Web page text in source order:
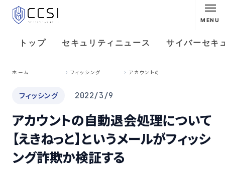
MENU
トップ セキュリティニュース サイバーセキ
ホーム フィッシング
フィッシング 2022/3/9
アカウントの自動退会処理について
【えきねっと】というメールがフィッシ
ング詐欺か検証する